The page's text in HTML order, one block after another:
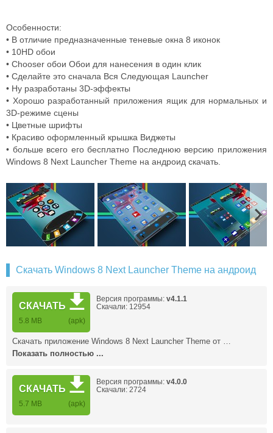
Особенности:
• В отличие предназначенные теневые окна 8 иконок
• 10HD обои
• Chooser обои Обои для нанесения в один клик
• Сделайте это сначала Вся Следующая Launcher
• Ну разработаны 3D-эффекты
• Хорошо разработанный приложения ящик для нормальных и
3D-режиме сцены
• Цветные шрифты
• Красиво оформленный крышка Виджеты
• больше всего его бесплатно Последнюю версию приложения
Windows 8 Next Launcher Theme на андроид скачать.
Скачать Windows 8 Next Launcher Theme на андроид
СКАЧАТЬ
5.8 MB (apk)
Версия программы: v4.1.1
Скачали: 12954
Скачать приложение Windows 8 Next Launcher Theme от …
Показать полностью ...
СКАЧАТЬ
5.7 MB (apk)
Версия программы: v4.0.0
Скачали: 2724